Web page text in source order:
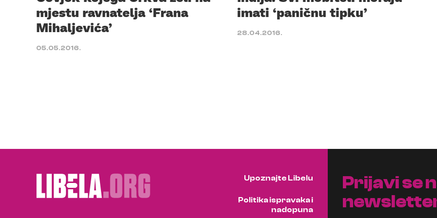
mjestu ravnatelja ‘Frana
Mihaljevića’
05.05.2016.
imati ‘paničnu tipku’
28.04.2016.
Upoznajte Libelu
Politika ispravaka i
nadopuna
Prijavi se